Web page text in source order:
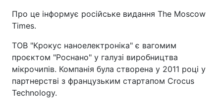
Про це інформує російське видання The Moscow
Times.
ТОВ "Крокус наноелектроніка" є вагомим
проєктом "Роснано" у галузі виробництва
мікрочипів. Компанія була створена у 2011 році у
партнерстві з французьким стартапом Crocus
Technology.